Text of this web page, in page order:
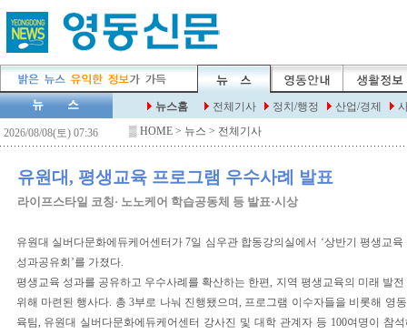
▒ HOME > 뉴스 > 전체기사
유원대, 평생교육 프로그램 우수사례 발표
라이프스타일 코칭· 노노케어 학습공동체 등 발표·시상
유원대 실버다문화에듀케어센터가 7일 심우관 합동강의실에서 ‘상반기 평생교
성과공유회’를 가졌다.
평생교육 성과를 공유하고 우수사례를 확산하는 한편, 지역 평생교육의 미래 발
위해 마련된 행사다. 총 3부로 나눠 진행됐으며, 프로그램 이수자들을 비롯해 영
육팀, 유원대 실버다문화에듀케어센터 강사진 및 대학 관계자 등 100여명이 참